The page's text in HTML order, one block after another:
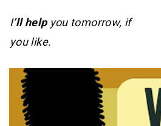
I’ll helpyou tomorrow, if
you like.